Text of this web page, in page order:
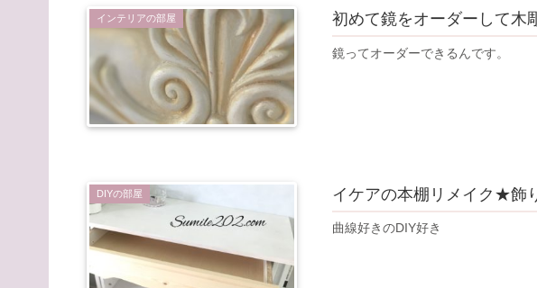
インテリアの部屋 初めて鏡をオーダーして木
鏡ってオーダーできるんです。
DIYの部屋 イケアの本棚リメイク★飾
曲線好きのDIY好き